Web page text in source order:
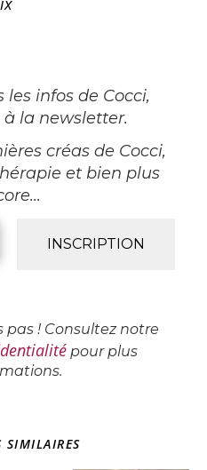
infos de Cocci,
à la newsletter.
créas de Cocci,
et bien plus
pas ! Consultez notre
pour plus
SIMILAIRES